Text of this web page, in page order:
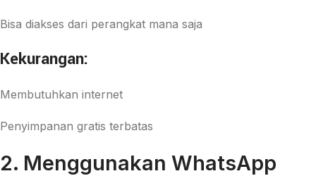
Bisa diakses dari perangkat mana saja
Kekurangan:
Membutuhkan internet
Penyimpanan gratis terbatas
2. Menggunakan WhatsApp